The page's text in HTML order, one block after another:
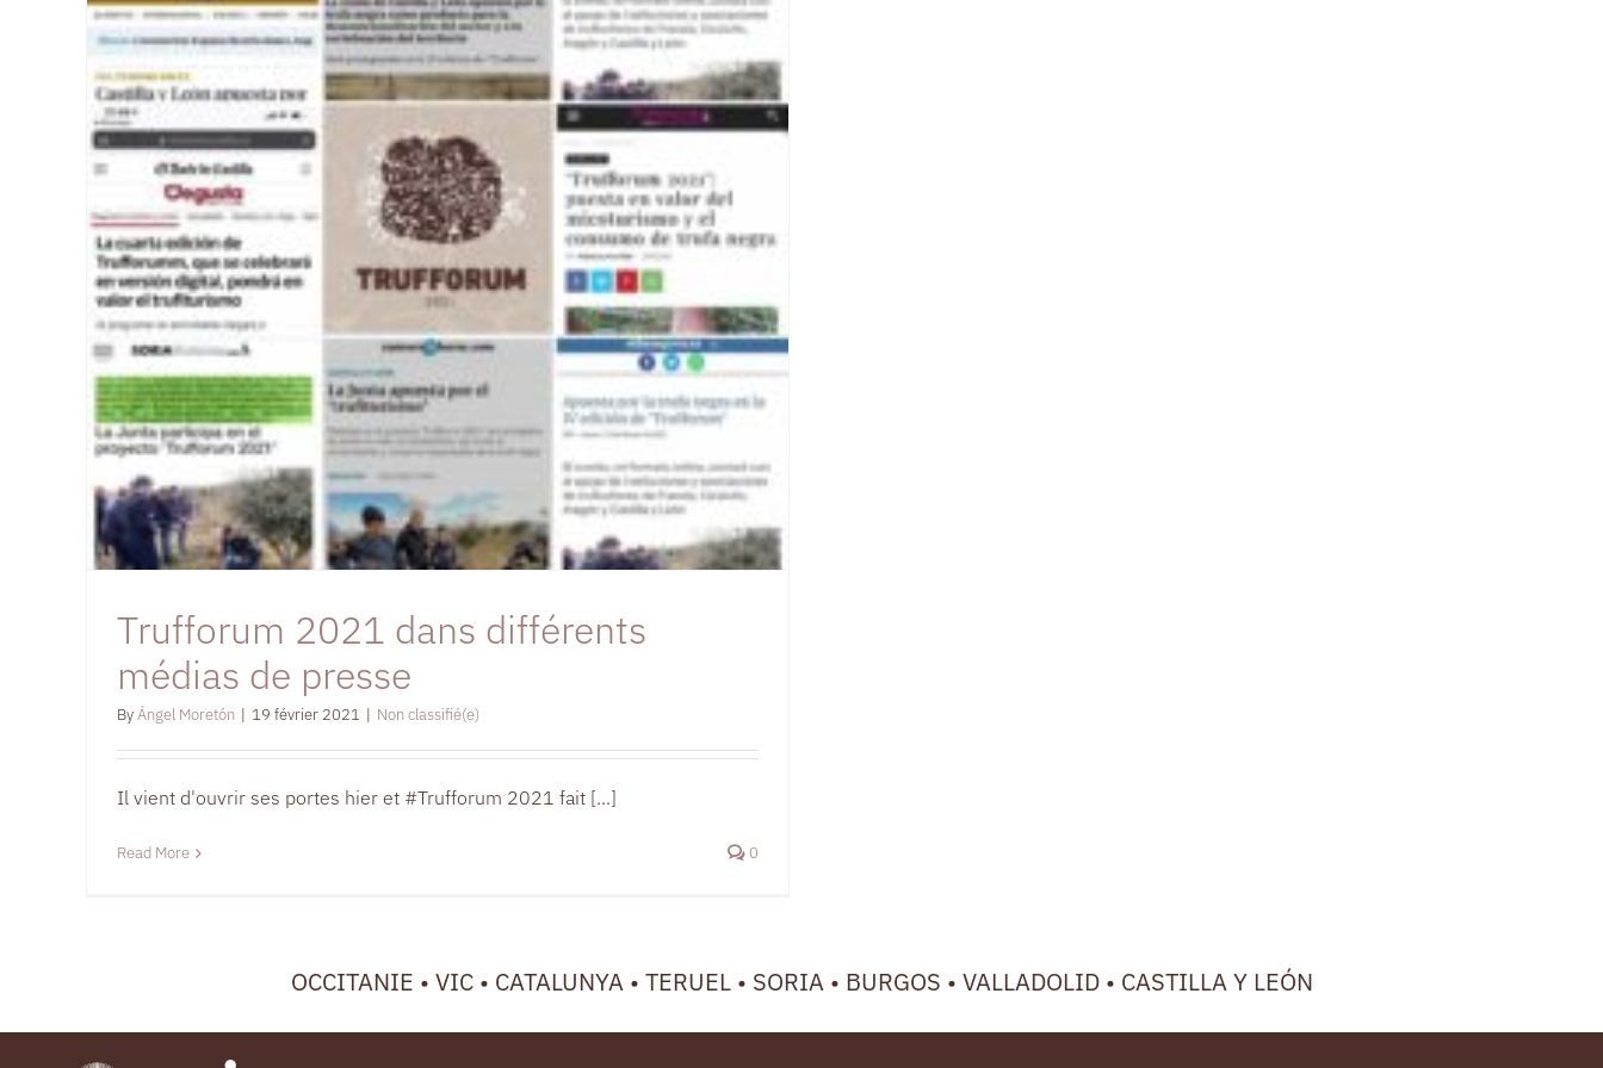
Trufforum 2021 dans différents médias de
presse
Non classifié(e)
Trufforum 2021 dans différents
médias de presse
ByÁngel Moretón | 19 février 2021 | Non classifié(e)
Il vient d'ouvrir ses portes hier et #Trufforum 2021 fait [...]
Read More 0
OCCITANIE • VIC • CATALUNYA • TERUEL • SORIA • BURGOS • VALLADOLID • CASTILLA Y LEÓN